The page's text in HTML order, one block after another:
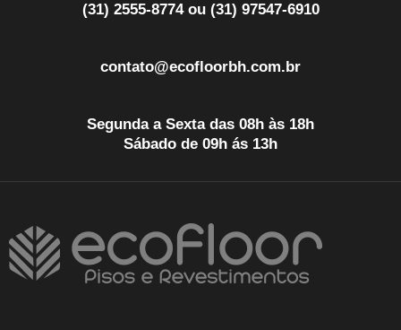
(31) 2555-8774 ou (31) 97547-6910
contato@ecofloorbh.com.br
Segunda a Sexta das 08h às 18h
Sábado de 09h ás 13h